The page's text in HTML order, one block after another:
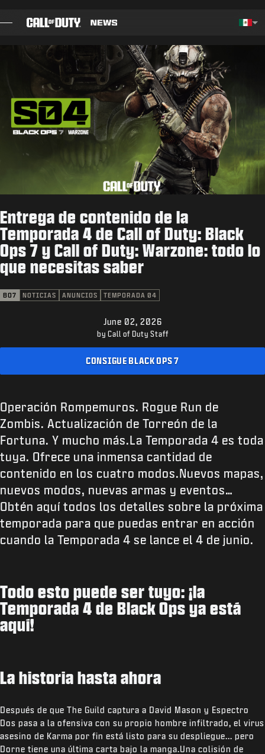
NOTAS DEL PARCHE
TIENDA
ESPORTS
ATENCIÓN AL CLIENTE
XBOX GAME PASS
REGISTRARSE
Entrega de contenido de la
Temporada 4 de Call of Duty: Black
Ops 7 y Call of Duty: Warzone: todo lo
que necesitas saber
BO7 NOTICIAS ANUNCIOS TEMPORADA 04
June 02, 2026
by Call of Duty Staff
CONSIGUE BLACK OPS 7
Operación Rompemuros. Rogue Run de
Zombis. Actualización de Torreón de la
Fortuna. Y mucho más.La Temporada 4 es toda
tuya. Ofrece una inmensa cantidad de
contenido en los cuatro modos.Nuevos mapas,
nuevos modos, nuevas armas y eventos…
Obtén aquí todos los detalles sobre la próxima
temporada para que puedas entrar en acción
cuando la Temporada 4 se lance el 4 de junio.
Todo esto puede ser tuyo: ¡la
Temporada 4 de Black Ops ya está
aquí!
La historia hasta ahora
Después de que The Guild captura a David Mason y Espectro
Dos pasa a la ofensiva con su propio hombre infiltrado, el virus
asesino de Karma por fin está listo para su despliegue... pero
Dorne tiene una última carta bajo la manga.Una colisión de